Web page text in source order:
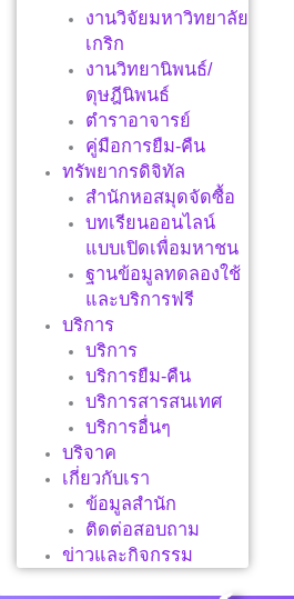
งานวิจัยมหาวิทยาลัย
เกริก
งานวิทยานิพนธ์/
ดุษฎีนิพนธ์
ตำราอาจารย์
คู่มือการยืม-คืน
ทรัพยากรดิจิทัล
สำนักหอสมุดจัดซื้อ
บทเรียนออนไลน์
แบบเปิดเพื่อมหาชน
ฐานข้อมูลทดลองใช้
และบริการฟรี
บริการ
บริการ
บริการยืม-คืน
บริการสารสนเทศ
บริการอื่นๆ
บริจาค
เกี่ยวกับเรา
ข้อมูลสำนัก
ติดต่อสอบถาม
ข่าวและกิจกรรม